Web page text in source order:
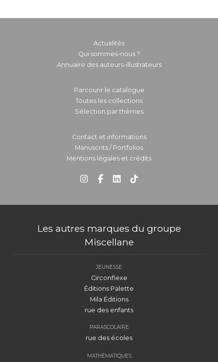
Actualités
Qui sommes-nous ?
Annuaire des auteurs-illustrateurs
Parcourir le catalogue
Toutes les collections
Sélection par thèmes
Contact et informations
Manuscrits / Portfolios
Mentions légales et crédits
Les autres marques du groupe
Miscellane
JEUNESSE
Circonflexe
Éditions Palette
Mila Éditions
rue des enfants
PARASCOLAIRE
rue des écoles
MATHÉMATIQUES